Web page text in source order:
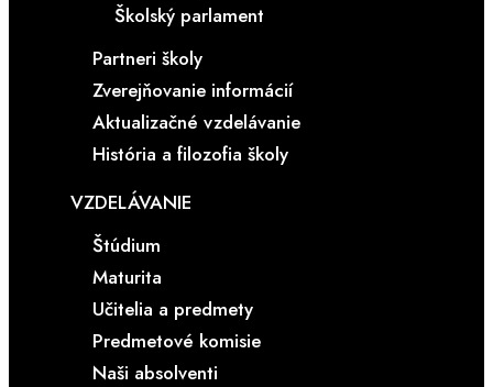
Školský parlament
Partneri školy
Zverejňovanie informácií
Aktualizačné vzdelávanie
História a filozofia školy
VZDELÁVANIE
Štúdium
Maturita
Učitelia a predmety
Predmetové komisie
Naši absolventi